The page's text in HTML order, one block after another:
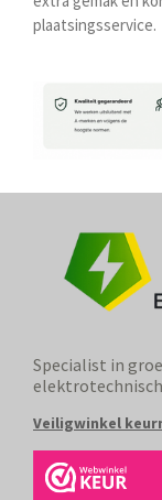
plaatsingsservice.
Specialist in
Veiligwinkel